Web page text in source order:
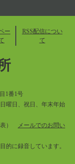
ー
RSS配信につい
て
1番1号
曜日、祝日、年末年始
表）
メールでのお問い
的に録音しています。